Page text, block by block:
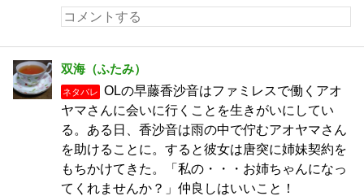
双海（ふたみ）
ネタバレ
OLの早藤香沙音はファミレスで働くアオ
ヤマさんに会いに行くことを生きがいにしてい
る。ある日、香沙音は雨の中で佇むアオヤマさん
を助けることに。すると彼女は唐突に姉妹契約を
もちかけてきた。「私の・・・お姉ちゃんになっ
てくれませんか？」仲良しはいいこと！